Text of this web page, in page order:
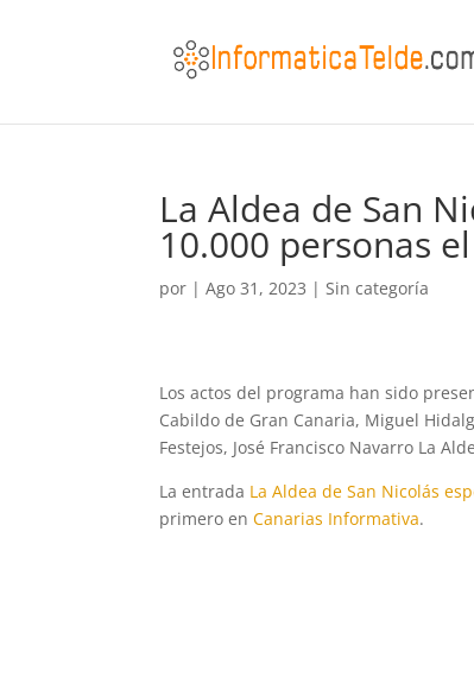
La Aldea de San
10.000 personas
por |Ago 31, 2023 |Sin categoría
Los actos del programa han sido
Cabildo de Gran Canaria, Miguel
Festejos, José Francisco Navarro La
La entrada La Aldea de San Nicolás
primero enCanarias Informativa.